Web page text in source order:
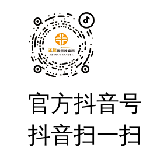
官方抖音号
抖音扫一扫